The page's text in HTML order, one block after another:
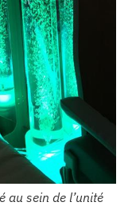
au sein de l’unité